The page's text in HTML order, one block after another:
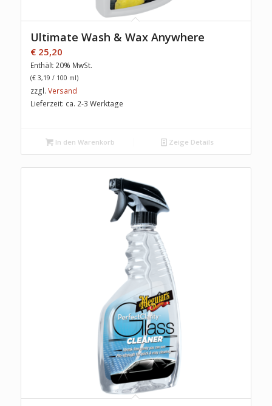
Ultimate Wash & Wax Anywhere
€25,20
Enthält 20% MwSt.
(€3,19 / 100 ml)
zzgl. Versand
Lieferzeit: ca. 2-3 Werktage
In den Warenkorb Zeige Details